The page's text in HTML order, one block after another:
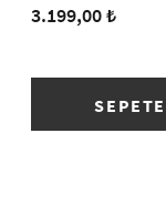
3.199,00 ₺